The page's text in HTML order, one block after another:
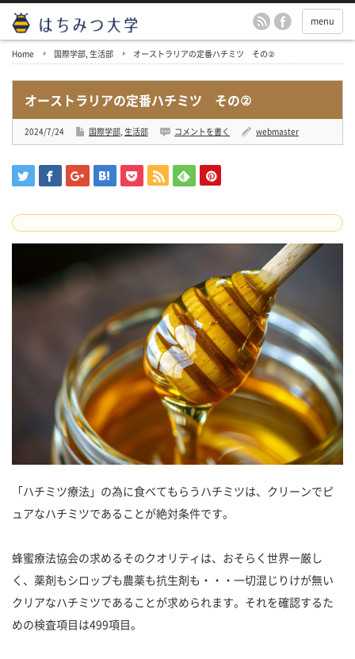
menu
Home 国際学部, 生活部 オーストラリアの定番ハチミツ その②
オーストラリアの定番ハチミツ その②
2024/7/24 国際学部, 生活部 コメントを書く webmaster
「ハチミツ療法」の為に食べてもらうハチミツは、クリーンでピ
ュアなハチミツであることが絶対条件です。
蜂蜜療法協会の求めるそのクオリティは、おそらく世界一厳し
く、薬剤もシロップも農薬も抗生剤も・・・一切混じりけが無い
クリアなハチミツであることが求められます。それを確認するた
めの検査項目は499項目。